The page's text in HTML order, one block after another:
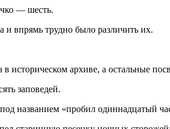
— шесть.
и впрямь трудно было различить их.
историческом архиве, а остальные
заповедей.
названием «пробил одиннадцатый